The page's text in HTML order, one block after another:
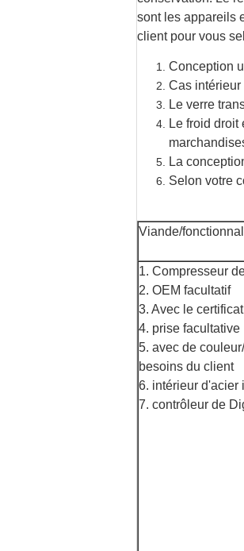
sont les appareils
client pour vous
Conception
Cas
Le verre
Le froid
La
Selon votre
Viande/
1. Compresseur
2. OEM facultatif
3. Avec le
4. prise facultative
5. avec de
besoins du client
6. intérieur d'acier
7. contrôleur de